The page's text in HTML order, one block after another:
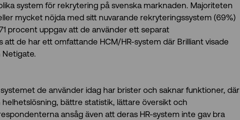
system för rekrytering på svenska marknaden. Majoriteten
mycket nöjda med sitt nuvarande rekryteringssystem (69%)
procent uppgav att de använder ett separat
de har ett omfattande HCM/HR-system där Brilliant visade
Netigate.
de använder idag har brister och saknar funktioner, där
bättre statistik, lättare översikt och
ansåg även att deras HR-system inte gav bra